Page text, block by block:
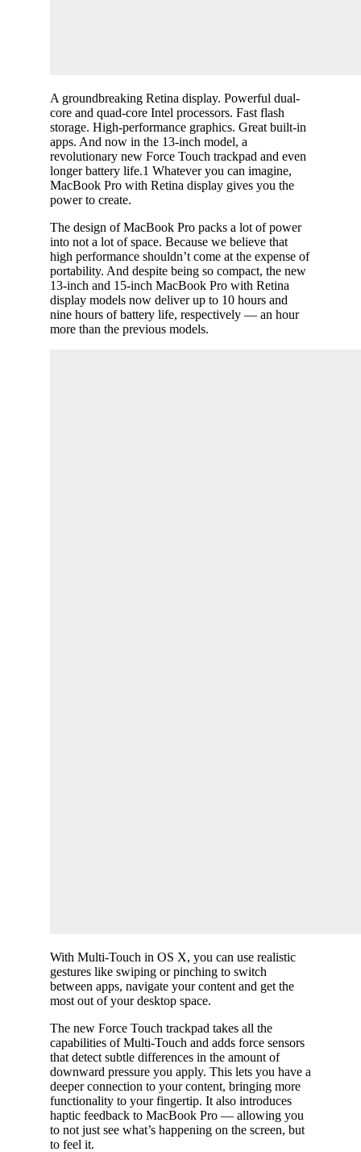
A groundbreaking Retina display. Powerful dual-
core and quad-core Intel processors. Fast flash
storage. High-performance graphics. Great built-in
apps. And now in the 13-inch model, a
revolutionary new Force Touch trackpad and even
longer battery life.1 Whatever you can imagine,
MacBook Pro with Retina display gives you the
power to create.
The design of MacBook Pro packs a lot of power
into not a lot of space. Because we believe that
high performance shouldn’t come at the expense of
portability. And despite being so compact, the new
13-inch and 15-inch MacBook Pro with Retina
display models now deliver up to 10 hours and
nine hours of battery life, respectively — an hour
more than the previous models.
With Multi-Touch in OS X, you can use realistic
gestures like swiping or pinching to switch
between apps, navigate your content and get the
most out of your desktop space.
The new Force Touch trackpad takes all the
capabilities of Multi-Touch and adds force sensors
that detect subtle differences in the amount of
downward pressure you apply. This lets you have a
deeper connection to your content, bringing more
functionality to your fingertip. It also introduces
haptic feedback to MacBook Pro — allowing you
to not just see what’s happening on the screen, but
to feel it.